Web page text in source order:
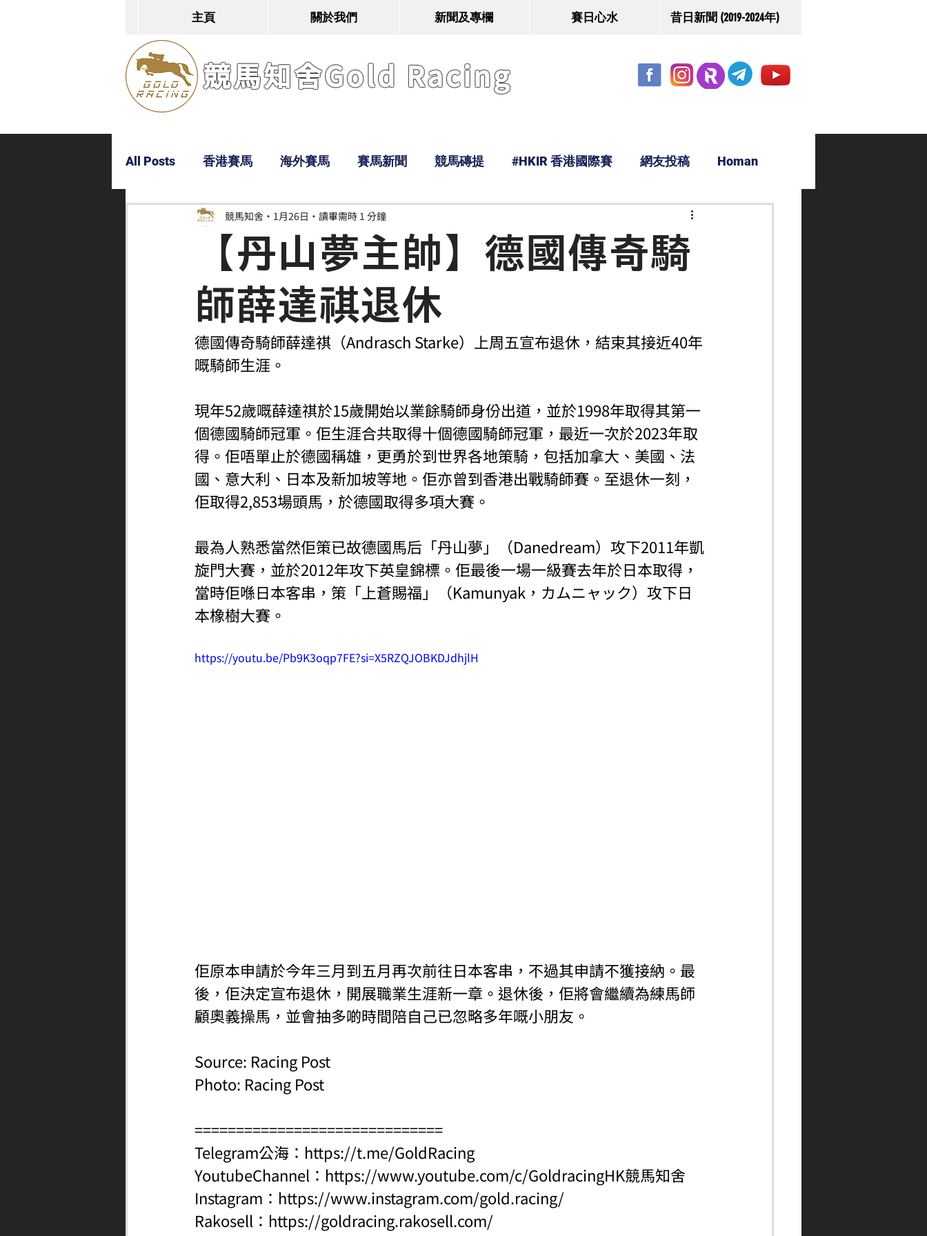
主頁 關於我們 新聞及專欄 賽日心水 昔日新聞 (2019-2024年)
競馬知舍Gold Racing
All Posts 香港賽馬 海外賽馬 賽馬新聞 競馬磚提 #HKIR 香港國際賽 網友投稿 Homan
Bobby 超仔 Tony 鹿
【丹山夢主帥】德國傳奇騎
師薛達祺退休
競馬知舍 1月26日 讀畢需時 1 分鐘
德國傳奇騎師薛達祺（Andrasch Starke）上周五宣布退休，結束其接近40年
嘅騎師生涯。
現年52歲嘅薛達祺於15歲開始以業餘騎師身份出道，並於1998年取得其第一
個德國騎師冠軍。佢生涯合共取得十個德國騎師冠軍，最近一次於2023年取
得。佢唔單止於德國稱雄，更勇於到世界各地策騎，包括加拿大、美國、法
國、意大利、日本及新加坡等地。佢亦曾到香港出戰騎師賽。至退休一刻，
佢取得2,853場頭馬，於德國取得多項大賽。
最為人熟悉當然佢策已故德國馬后「丹山夢」（Danedream）攻下2011年凱
旋門大賽，並於2012年攻下英皇錦標。佢最後一場一級賽去年於日本取得，
當時佢喺日本客串，策「上蒼賜福」（Kamunyak，カムニャック）攻下日
本橡樹大賽。
https://youtu.be/Pb9K3oqp7FE?si=X5RZQJOBKDJdhjlH
佢原本申請於今年三月到五月再次前往日本客串，不過其申請不獲接納。最
後，佢決定宣布退休，開展職業生涯新一章。退休後，佢將會繼續為練馬師
顧奧義操馬，並會抽多啲時間陪自己已忽略多年嘅小朋友。
Source: Racing Post
Photo: Racing Post
==============================
Telegram公海： https://t.me/GoldRacing
YoutubeChannel： https://www.youtube.com/c/GoldracingHK競馬知舍
Instagram： https://www.instagram.com/gold.racing/
Rakosell： https://goldracing.rakosell.com/